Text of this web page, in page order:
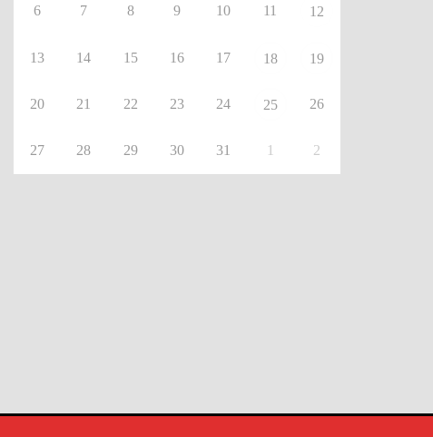
6 7 8 9 10 11 12
13 14 15 16 17 18 19
20 21 22 23 24 25 26
27 28 29 30 31 1 2